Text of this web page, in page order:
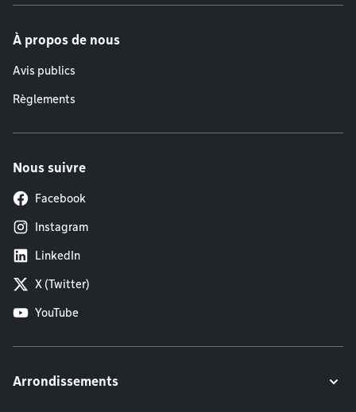
À propos de nous
Avis publics
Règlements
Nous suivre
Facebook
Instagram
LinkedIn
X (Twitter)
YouTube
Arrondissements